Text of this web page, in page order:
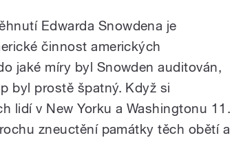
Edwarda Snowdena je
činnost amerických
jaké míry byl Snowden auditován,
byl prostě špatný. Když si
lidí v New Yorku a Washingtonu 11.
zneuctění památky těch obětí a